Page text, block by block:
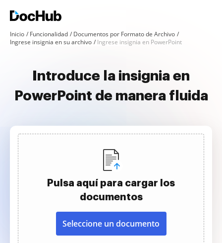
Inicio Funcionalidad
Documentos por Formato de Archivo
Ingrese insignia en su archivo
Ingrese insignia en PowerPoint
Introduce la insignia en
PowerPoint de manera fluida
Pulsa aquí para cargar los
documentos
Seleccione un documento